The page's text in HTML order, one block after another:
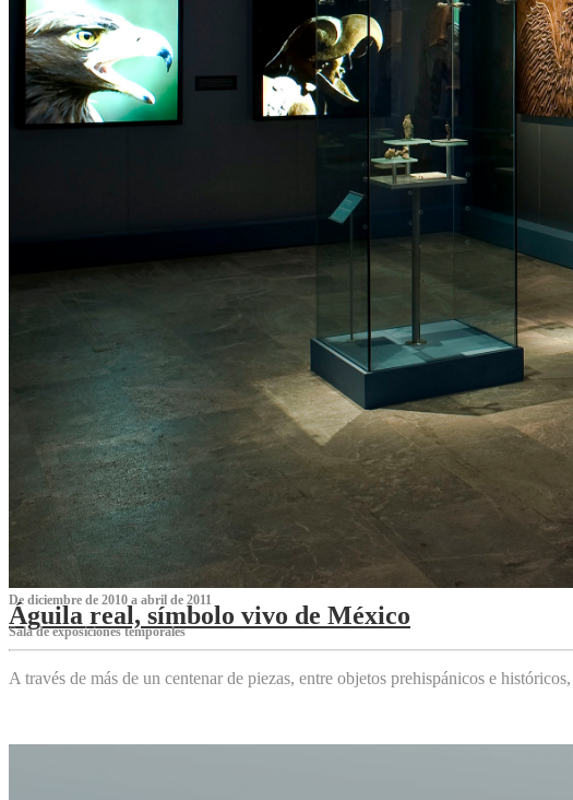
De diciembre de 2010 a abril de 2011
Águila real, símbolo vivo de México
Sala de exposiciones temporales
A través de más de un centenar de piezas, entre objetos prehispánicos e